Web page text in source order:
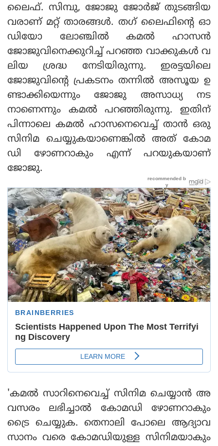
ലൈഫ്. സിമ്പു, ജോജു ജോർജ് തുടങ്ങിയ
വരാണ് മറ്റ് താരങ്ങൾ. തഗ് ലൈഫിന്റെ ഓ
ഡിയോ ലോഞ്ചിൽ കമൽ ഹാസൻ
ജോജുവിനെക്കുറിച്ച് പറഞ്ഞ വാക്കുകൾ വ
ലിയ ശ്രദ്ധ നേടിയിരുന്നു. ഇരട്ടയിലെ
ജോജുവിന്റെ പ്രകടനം തന്നിൽ അസൂയ ഉ
ണ്ടാക്കിയെന്നും ജോജു അസാധ്യ നട
നാണെന്നും കമൽ പറഞ്ഞിരുന്നു. ഇതിന്
പിന്നാലെ കമൽ ഹാസനെവെച്ച് താൻ ഒരു
സിനിമ ചെയ്യുകയാണെങ്കിൽ അത് കോമ
ഡി ഴോണറാകും എന്ന് പറയുകയാണ്
ജോജു.
'കമൽ സാറിനെവെച്ച് സിനിമ ചെയ്യാൻ അ
വസരം ലഭിച്ചാൽ കോമഡി ഴോണറാകും
ട്രൈ ചെയ്യുക. തെനാലി പോലെ ആദ്യാവ
സാനം വരെ കോമഡിയുള്ള സിനിമയാകും